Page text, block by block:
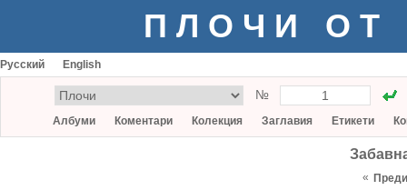
ПЛОЧИ ОТ
Русский English
№
Албуми Коментари Колекция Заглавия Етикети
«